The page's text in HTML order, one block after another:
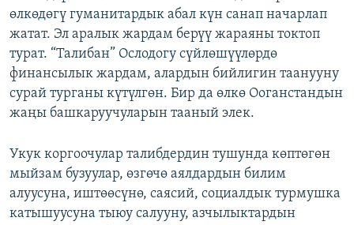
өлкөдөгү гуманитардык абал күн санап начарлап
жатат. Эл аралык жардам берүү жараяны токтоп
турат. “Талибан” Ослодогу сүйлөшүүлөрдө
финансылык жардам, алардын бийлигин таанууну
сурай турганы күтүлгөн. Бир да өлкө Ооганстандын
жаңы башкаруучуларын тааный элек.
Укук коргоочулар талибдердин тушунда көптөгөн
мыйзам бузуулар, өзгөчө аялдардын билим
алуусуна, иштөөсүнө, саясий, социалдык турмушка
катышуусуна тыюу салууну, азчылыктардын